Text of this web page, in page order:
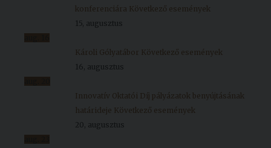
konferenciára Következő események
15, augusztus
Károli Gólyatábor Következő események
16, augusztus
Innovatív Oktatói Díj pályázatok benyújtásának
határideje Következő események
20, augusztus